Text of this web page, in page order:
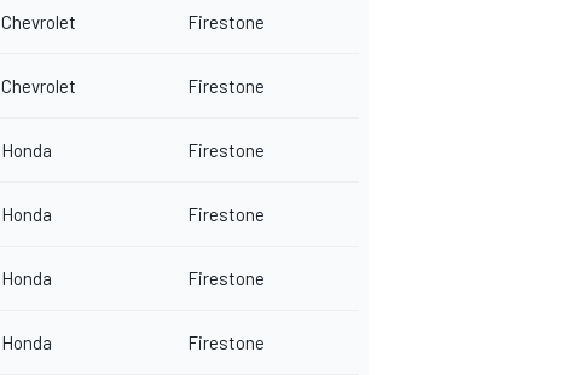
Chevrolet Firestone
Chevrolet Firestone
Honda Firestone
Honda Firestone
Honda Firestone
Honda Firestone